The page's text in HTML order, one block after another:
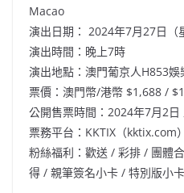
Macao
演出日期： 2024年7月27日（
演出時間：晚上7時
演出地點：澳門葡京人H853娛
票價：澳門幣/港幣 $1,688 /
公開售票時間：2024年7月2日
票務平台：KKTIX（kktix.com
粉絲福利：歡送 / 彩排 / 團體
得 / 親筆簽名小卡 / 特別版小